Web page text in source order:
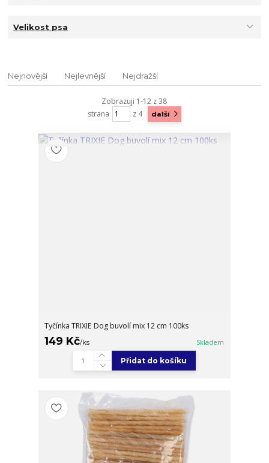
Velikost psa
Nejnovější Nejlevnější Nejdražší
Zobrazuji 1-12 z 38
strana
z 4 další
Tyčínka TRIXIE Dog buvolí mix 12 cm 100ks
149 Kč/ks Skladem
Přidat do košíku